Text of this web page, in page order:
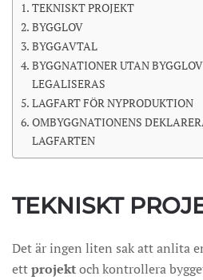
TEKNISKT PROJEKT
BYGGLOV
BYGGAVTAL
BYGGNATIONER UTAN
LEGALISERAS
LAGFART FÖR NYPRODUKTION
OMBYGGNATIONENS
LAGFARTEN
TEKNISKT
Det är ingen liten sak att anlita
ettprojektoch kontrollera